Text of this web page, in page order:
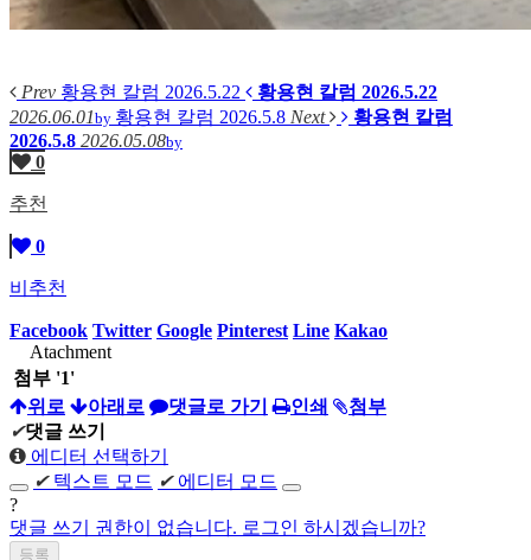
Prev 황용현 칼럼 2026.5.22
황용현 칼럼 2026.5.22
2026.06.01by 황용현 칼럼 2026.5.8 Next
황용현 칼럼
2026.5.8 2026.05.08by
0
추천
0
비추천
Facebook Twitter Google Pinterest Line Kakao
Atachment
첨부 '1'
위로
아래로 댓글로 가기 인쇄
첨부
✔댓글 쓰기
에디터 선택하기
✔ 텍스트 모드 ✔ 에디터 모드
?
댓글 쓰기 권한이 없습니다. 로그인 하시겠습니까?